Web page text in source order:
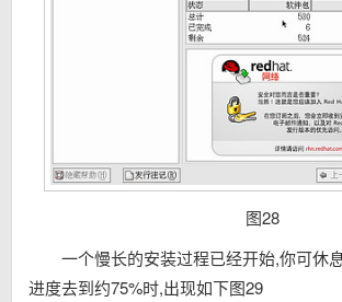
图28
一个慢长的安装过程已经开始,你可休
进度去到约75%时,出现如下图29